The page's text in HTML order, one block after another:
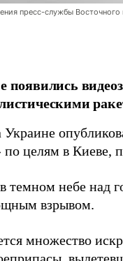
пресс-службы
появились
по целям в Киеве,
темном небе над
взрывом.
множество